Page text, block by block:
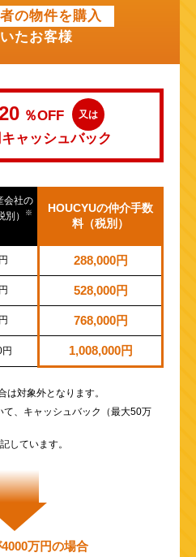
の物件を購入
たお客様
％OFF 又は
キャッシュバック
会社の
）
※
HOUCYUの仲介手数
料（税別）
288,000円
528,000円
768,000円
1,008,000円
対象外となります。
、キャッシュバック（最大50万
しています。
万円の場合